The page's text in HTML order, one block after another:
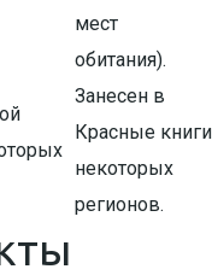
мест
обитания).
Занесен в
Красные книги
некоторых
регионов.